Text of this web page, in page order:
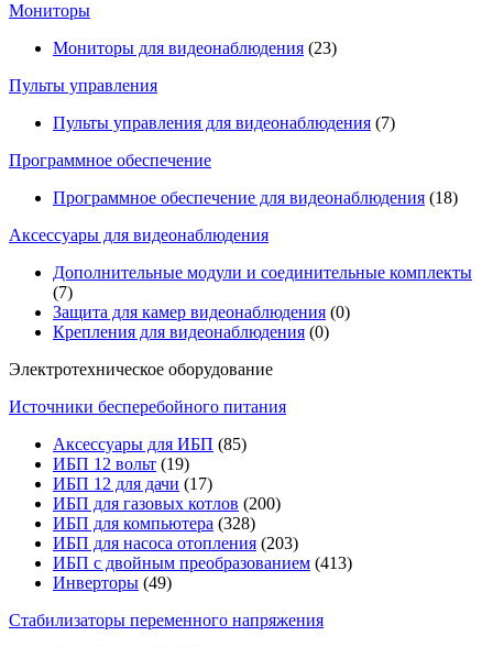
Мониторы
Мониторы для видеонаблюдения (23)
Пульты управления
Пульты управления для видеонаблюдения (7)
Программное обеспечение
Программное обеспечение для видеонаблюдения (18)
Аксессуары для видеонаблюдения
Дополнительные модули и соединительные комплекты
(7)
Защита для камер видеонаблюдения (0)
Крепления для видеонаблюдения (0)
Электротехническое оборудование
Источники бесперебойного питания
Аксессуары для ИБП (85)
ИБП 12 вольт (19)
ИБП 12 для дачи (17)
ИБП для газовых котлов (200)
ИБП для компьютера (328)
ИБП для насоса отопления (203)
ИБП с двойным преобразованием (413)
Инверторы (49)
Стабилизаторы переменного напряжения